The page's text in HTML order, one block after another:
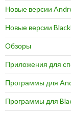
Новые версии
Новые версии
Обзоры
Приложения для
Программы для
Программы для